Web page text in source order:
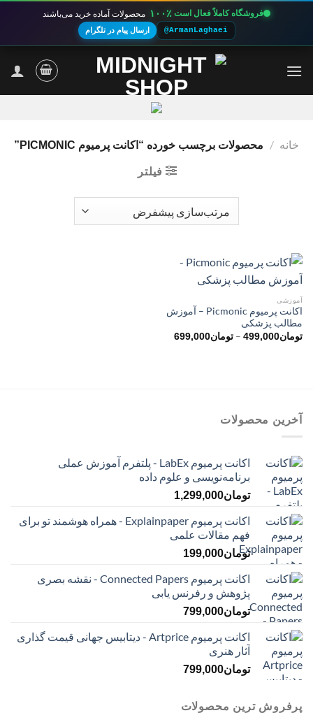
فروشگاه کاملاً فعال است ۱۰۰٪ محصولات آماده خرید می‌باشند
@ArmanLaghaei ارسال پیام در تلگرام
خانه / محصولات برچسب خورده “اکانت پرمیوم PICMONIC”
فیلتر
آموزشی
اکانت پرمیوم Picmonic – آموزش
مطالب پزشکی
تومان499,000
– تومان699,000محدوده
آخرین محصولات
اکانت پرمیوم LabEx - پلتفرم آموزش عملی
برنامه‌نویسی و علوم داده
تومان1,299,000
اکانت پرمیوم Explainpaper - همراه هوشمند تو برای
فهم مقالات علمی
تومان199,000
اکانت پرمیوم Connected Papers - نقشه بصری
پژوهش و رفرنس یابی
تومان799,000
اکانت پرمیوم Artprice - دیتابیس جهانی قیمت ‌گذاری
آثار هنری
تومان799,000
پرفروش ترین محصولات